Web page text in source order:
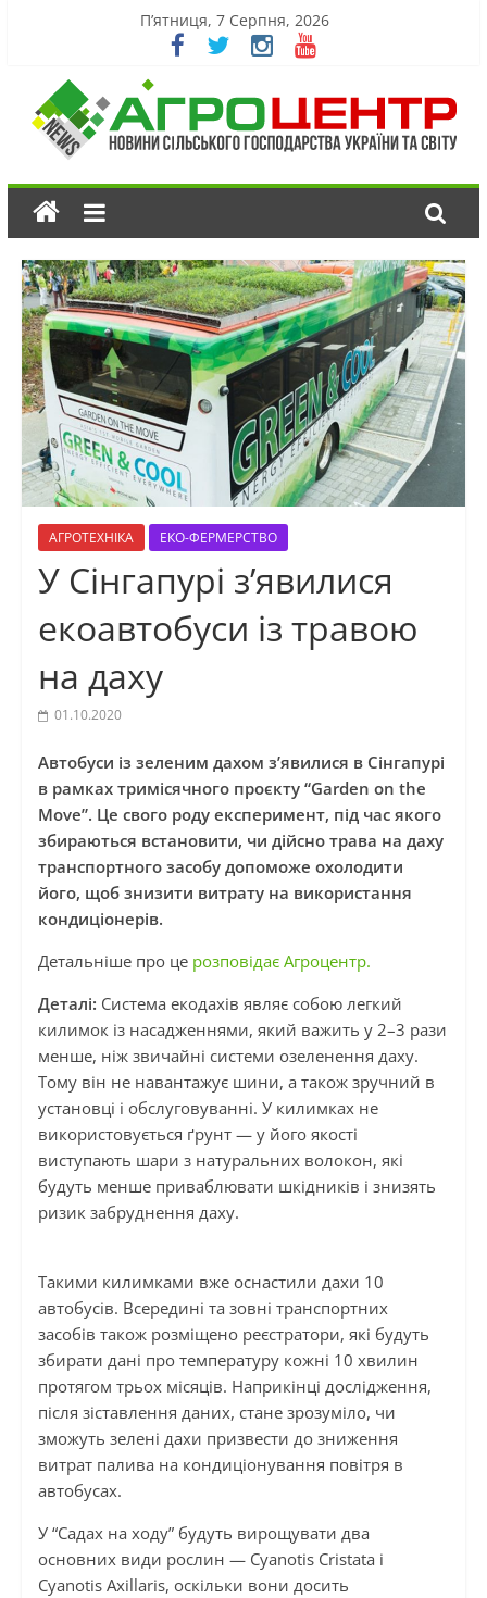
П’ятниця, 7 Серпня, 2026
АГРОТЕХНІКА ЕКО-ФЕРМЕРСТВО
У Сінгапурі з’явилися
екоавтобуси із травою
на даху
01.10.2020
Автобуси із зеленим дахом з’явилися в Сінгапурі
в рамках тримісячного проєкту “Garden on the
Move”. Це свого роду експеримент, під час якого
збираються встановити, чи дійсно трава на даху
транспортного засобу допоможе охолодити
його, щоб знизити витрату на використання
кондиціонерів.
Детальніше про це розповідає Агроцентр.
Деталі: Система екодахів являє собою легкий
килимок із насадженнями, який важить у 2–3 рази
менше, ніж звичайні системи озеленення даху.
Тому він не навантажує шини, а також зручний в
установці і обслуговуванні. У килимках не
використовується ґрунт — у його якості
виступають шари з натуральних волокон, які
будуть менше приваблювати шкідників і знизять
ризик забруднення даху.
Такими килимками вже оснастили дахи 10
автобусів. Всередині та зовні транспортних
засобів також розміщено реєстратори, які будуть
збирати дані про температуру кожні 10 хвилин
протягом трьох місяців. Наприкінці дослідження,
після зіставлення даних, стане зрозуміло, чи
зможуть зелені дахи призвести до зниження
витрат палива на кондиціонування повітря в
автобусах.
У “Садах на ходу” будуть вирощувати два
основних види рослин — Cyanotis Cristata і
Cyanotis Axillaris, оскільки вони досить